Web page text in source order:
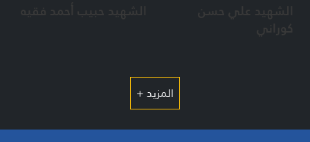
الشهيد علي حسن
كوراني
الشهيد حبيب أحمد فقيه
المزيد +